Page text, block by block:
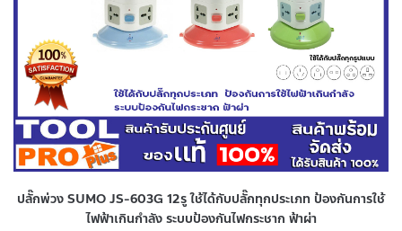
ปลั๊กพ่วง SUMO JS-603G 12รู ใช้ได้กับปลั๊กทุกประเภท ป้องกันการใช้
ไฟฟ้าเกินกำลัง ระบบป้องกันไฟกระชาก ฟ้าผ่า